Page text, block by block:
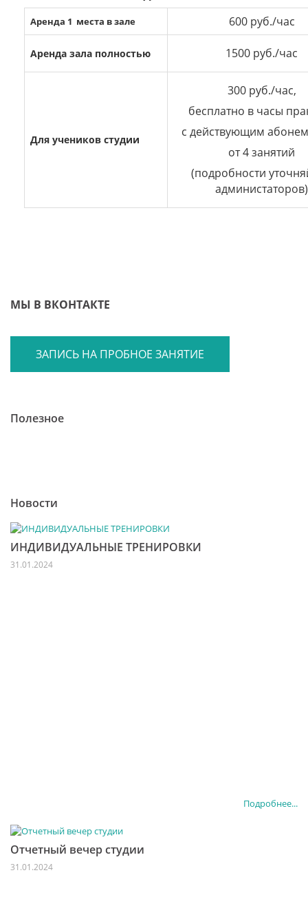
Аренда 1 места в зале 600 руб./час
Аренда зала полностью 1500 руб./час
Для учеников студии
300 руб./час,
бесплатно в часы
с действующим
от 4 занятий
(подробности
администаторов)
МЫ В ВКОНТАКТЕ
ЗАПИСЬ НА ПРОБНОЕ ЗАНЯТИЕ
Полезное
Новости
ИНДИВИДУАЛЬНЫЕ ТРЕНИРОВКИ
31.01.2024
Подробнее...
Отчетный вечер студии
31.01.2024